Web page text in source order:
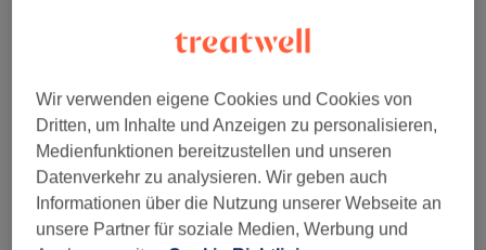
Sonntag
Geschlossen
Móncar Beauty and Nails – Dein Wohlfühlerlebnis in
Zürich
Möchtest du dich mit einem kompletten
Schönheitsprogramm von Kopf bis Fuß verwöhnen lassen?
Wir verwenden eigene Cookies und Cookies von
Dritten, um Inhalte und Anzeigen zu personalisieren,
Medienfunktionen bereitzustellen und unseren
Datenverkehr zu analysieren. Wir geben auch
Informationen über die Nutzung unserer Webseite an
unsere Partner für soziale Medien, Werbung und